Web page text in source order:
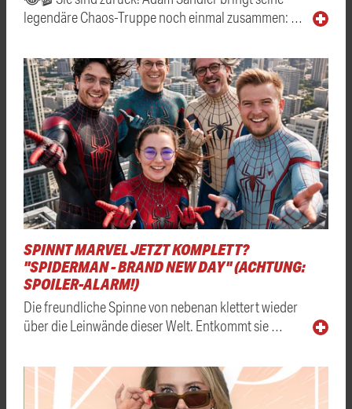
legendäre Chaos-Truppe noch einmal zusammen: …
SPINNT MARVEL JETZT KOMPLETT?
"SPIDERMAN - BRAND NEW DAY" (ACHTUNG:
SPOILER-ALARM!)
Die freundliche Spinne von nebenan klettert wieder
über die Leinwände dieser Welt. Entkommt sie …